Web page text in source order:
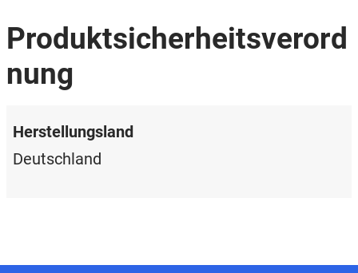
Produktsicherheitsverord
nung
Herstellungsland
Deutschland